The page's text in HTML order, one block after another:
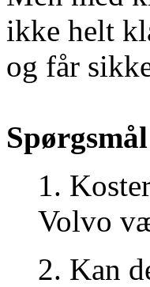
ikke helt
og får
1.
Volvo
2. Kan